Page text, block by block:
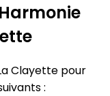
Clayette pour
: